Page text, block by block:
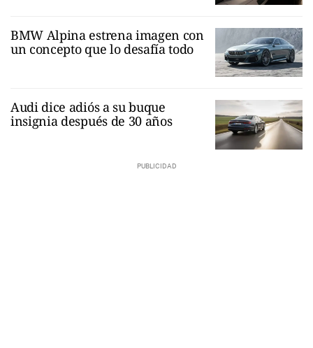
BMW Alpina estrena imagen con
un concepto que lo desafía todo
Audi dice adiós a su buque
insignia después de 30 años